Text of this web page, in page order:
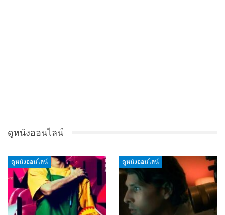
ดูหนังออนไลน์
ดูหนังออนไลน์ ดูหนังออนไลน์